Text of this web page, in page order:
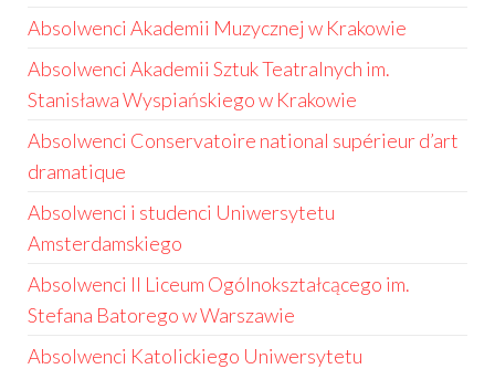
Absolwenci Akademii Muzycznej w Krakowie
Absolwenci Akademii Sztuk Teatralnych im.
Stanisława Wyspiańskiego w Krakowie
Absolwenci Conservatoire national supérieur d’art
dramatique
Absolwenci i studenci Uniwersytetu
Amsterdamskiego
Absolwenci II Liceum Ogólnokształcącego im.
Stefana Batorego w Warszawie
Absolwenci Katolickiego Uniwersytetu